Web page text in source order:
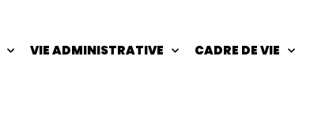
VIE ADMINISTRATIVE CADRE DE VIE